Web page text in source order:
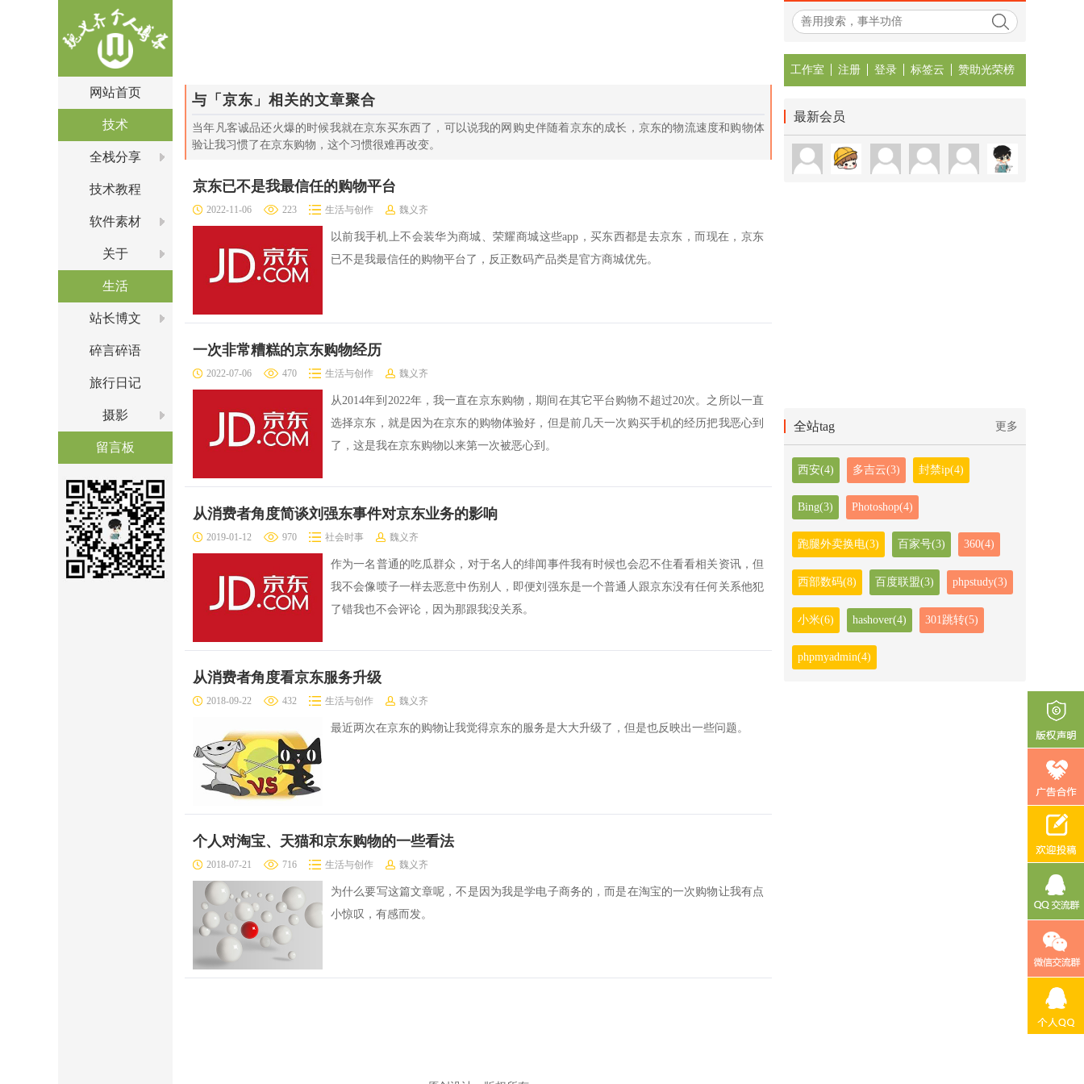
网站首页
全栈分享
技术教程
软件素材
关于
站长博文
碎言碎语
旅行日记
摄影
留言板
技术
生活
与「京东」相关的文章聚合
当年凡客诚品还火爆的时候我就在京东买东西了，可以说我的网购史伴随着京东的成长，京东的物流速度和购物体
验让我习惯了在京东购物，这个习惯很难再改变。
京东已不是我最信任的购物平台
2022-11-06 223 生活与创作 魏义齐
以前我手机上不会装华为商城、荣耀商城这些app，买东西都是去京东，而现在，京东
已不是我最信任的购物平台了，反正数码产品类是官方商城优先。
一次非常糟糕的京东购物经历
2022-07-06 470 生活与创作 魏义齐
从2014年到2022年，我一直在京东购物，期间在其它平台购物不超过20次。之所以一直
选择京东，就是因为在京东的购物体验好，但是前几天一次购买手机的经历把我恶心到
了，这是我在京东购物以来第一次被恶心到。
从消费者角度简谈刘强东事件对京东业务的影响
2019-01-12 970 社会时事 魏义齐
作为一名普通的吃瓜群众，对于名人的绯闻事件我有时候也会忍不住看看相关资讯，但
我不会像喷子一样去恶意中伤别人，即便刘强东是一个普通人跟京东没有任何关系他犯
了错我也不会评论，因为那跟我没关系。
从消费者角度看京东服务升级
2018-09-22 432 生活与创作 魏义齐
最近两次在京东的购物让我觉得京东的服务是大大升级了，但是也反映出一些问题。
个人对淘宝、天猫和京东购物的一些看法
2018-07-21 716 生活与创作 魏义齐
为什么要写这篇文章呢，不是因为我是学电子商务的，而是在淘宝的一次购物让我有点
小惊叹，有感而发。
工作室 注册 登录 标签云 赞助光荣榜
最新会员
全站tag 更多
西安(4) 多吉云(3) 封禁ip(4)
Bing(3) Photoshop(4)
跑腿外卖换电(3) 百家号(3) 360(4)
西部数码(8) 百度联盟(3) phpstudy(3)
小米(6) hashover(4) 301跳转(5)
phpmyadmin(4)